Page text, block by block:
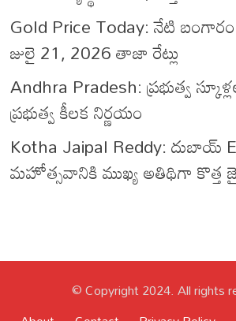
Gold Price Today: నేటి
జులై 21, 2026 తాజా రేట్లు
Andhra Pradesh: ప్రభుత్వ
ప్రభుత్వ కీలక నిర్ణయం
Kotha Jaipal Reddy: దుబాయ్
మహోత్సవానికి ముఖ్య అతిథిగా కొత్త
© Copyright 2024. All rights